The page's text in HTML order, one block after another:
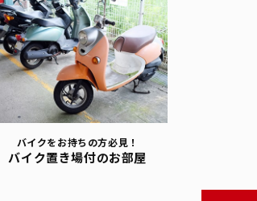
バイクをお持ちの方必見！
バイク置き場付のお部屋